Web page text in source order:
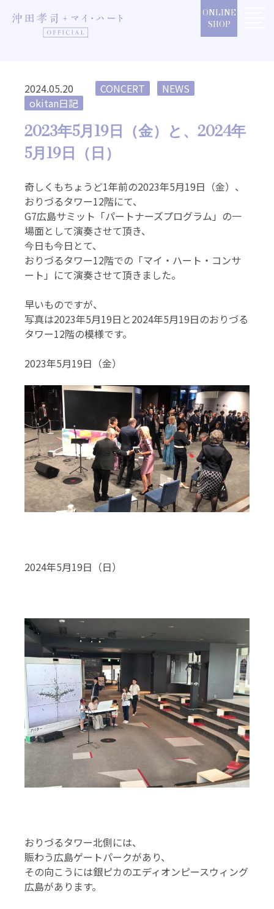
ONLINE
SHOP
2024.05.20 CONCERT
NEWS
okitan日記
2023年5月19日（金）と、2024年
5月19日（日）
奇しくもちょうど1年前の2023年5月19日（金）、
おりづるタワー12階にて、
G7広島サミット「パートナーズプログラム」の一
場面として演奏させて頂き、
今日も今日とて、
おりづるタワー12階での「マイ・ハート・コンサ
ート」にて演奏させて頂きました。
早いものですが、
写真は2023年5月19日と2024年5月19日のおりづる
タワー12階の模様です。
2023年5月19日（金）
2024年5月19日（日）
おりづるタワー北側には、
賑わう広島ゲートパークがあり、
その向こうには銀ピカのエディオンピースウィング
広島があります。